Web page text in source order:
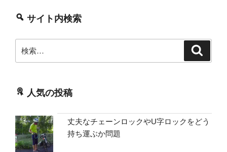
サイト内検索
索:
人気の投稿
丈夫なチェーンロックやU字ロックをどう
持ち運ぶか問題